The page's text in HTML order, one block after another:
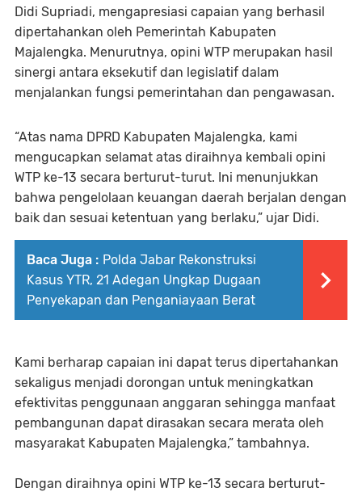
Didi Supriadi, mengapresiasi capaian yang berhasil
dipertahankan oleh Pemerintah Kabupaten
Majalengka. Menurutnya, opini WTP merupakan hasil
sinergi antara eksekutif dan legislatif dalam
menjalankan fungsi pemerintahan dan pengawasan.
“Atas nama DPRD Kabupaten Majalengka, kami
mengucapkan selamat atas diraihnya kembali opini
WTP ke-13 secara berturut-turut. Ini menunjukkan
bahwa pengelolaan keuangan daerah berjalan dengan
baik dan sesuai ketentuan yang berlaku,” ujar Didi.
Baca Juga : Polda Jabar Rekonstruksi
Kasus YTR, 21 Adegan Ungkap Dugaan
Penyekapan dan Penganiayaan Berat
Kami berharap capaian ini dapat terus dipertahankan
sekaligus menjadi dorongan untuk meningkatkan
efektivitas penggunaan anggaran sehingga manfaat
pembangunan dapat dirasakan secara merata oleh
masyarakat Kabupaten Majalengka,” tambahnya.
Dengan diraihnya opini WTP ke-13 secara berturut-